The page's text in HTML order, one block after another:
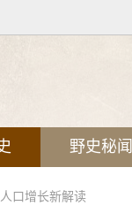
野史秘闻
口增长新解读